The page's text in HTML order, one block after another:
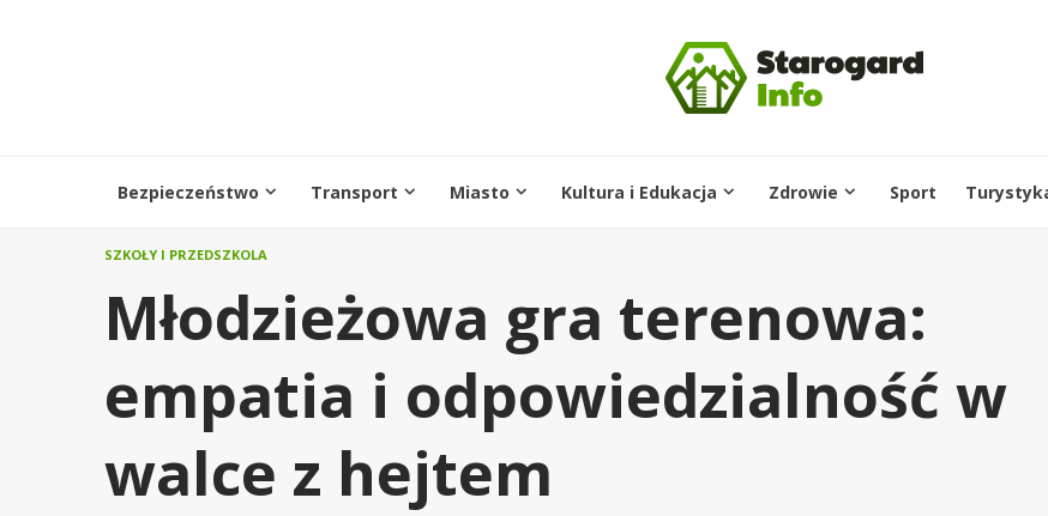
Bezpieczeństwo Transport Miasto Kultura i Edukacja Zdrowie Sport
SZKOŁY I PRZEDSZKOLA
Młodzieżowa gra terenowa:
empatia i odpowiedzialność w
walce z hejtem